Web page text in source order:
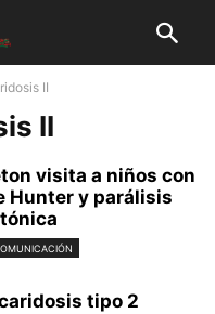
II
II
visita a niños con
Hunter y parálisis
tipo 2